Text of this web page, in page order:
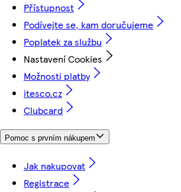
Přístupnost
Podívejte se, kam doručujeme
Poplatek za službu
Nastavení Cookies
Možnosti platby
itesco.cz
Clubcard
Pomoc s prvním nákupem
Jak nakupovat
Registrace